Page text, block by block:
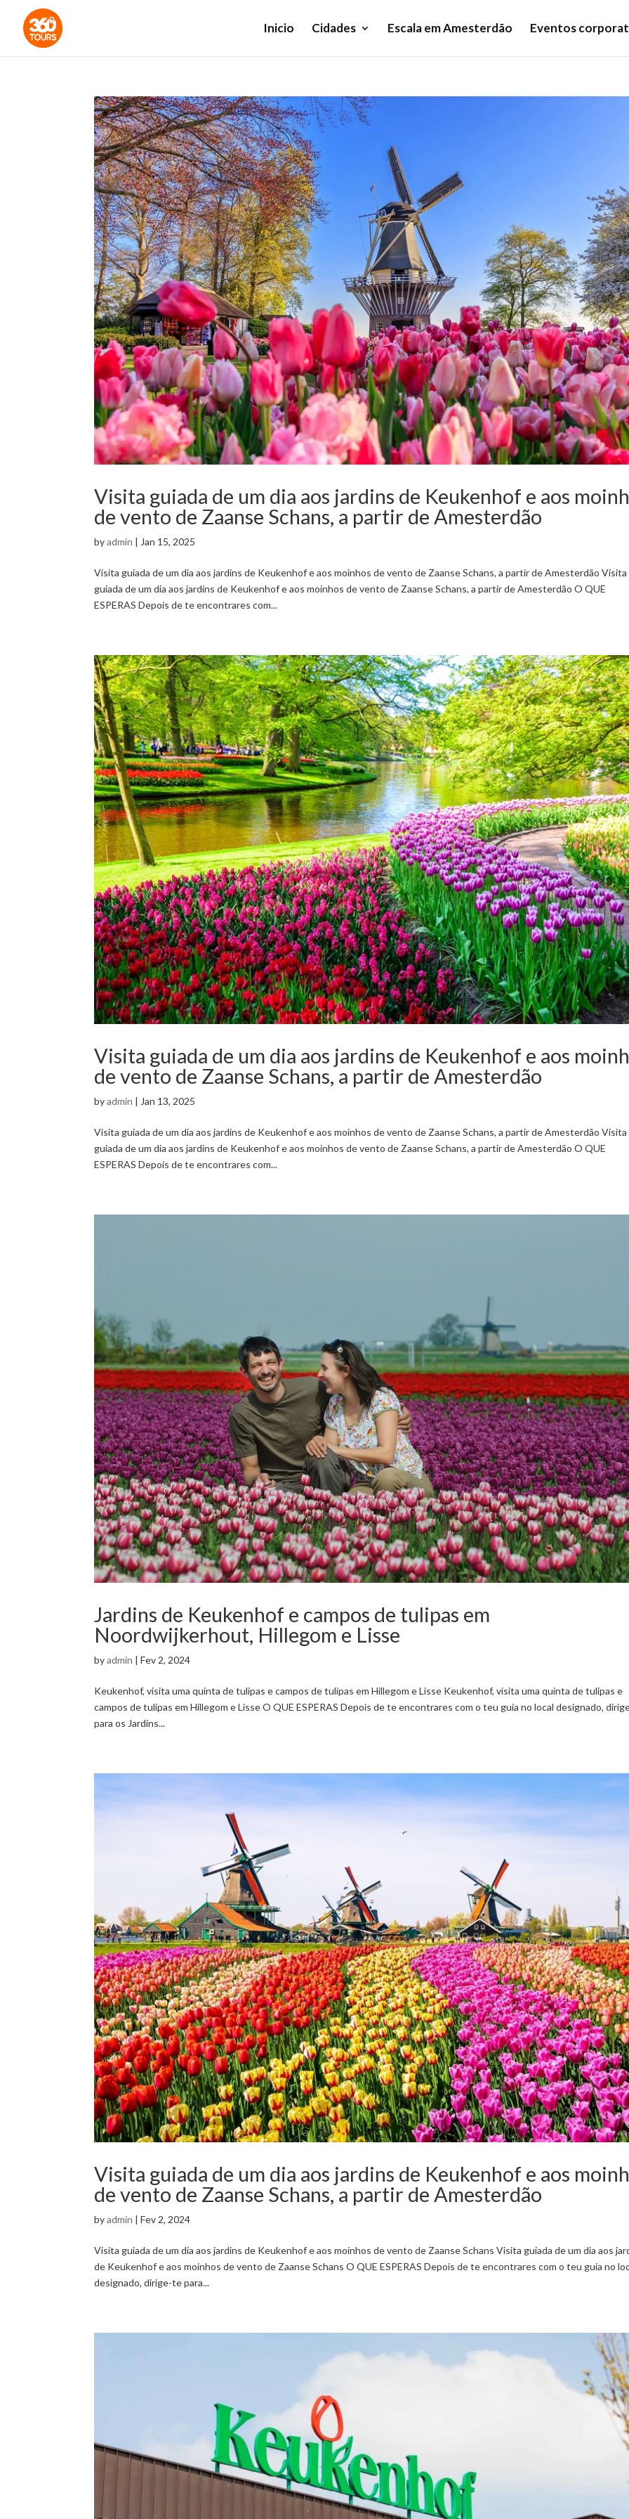
Inicio Cidades Escala em Amesterdão Eventos
Visita guiada de um dia aos jardins de Keukenhof e aos
de vento de Zaanse Schans, a partir de Amesterdão
byadmin |Jan 15, 2025
Visita guiada de um dia aos jardins de Keukenhof e aos moinhos de vento de Zaanse Schans, a partir de Amesterdão Visita
guiada de um dia aos jardins de Keukenhof e aos moinhos de vento de Zaanse Schans, a partir de Amesterdão O QUE
ESPERAS Depois de te encontrares com...
Visita guiada de um dia aos jardins de Keukenhof e aos
de vento de Zaanse Schans, a partir de Amesterdão
byadmin | Jan 13, 2025
Visita guiada de um dia aos jardins de Keukenhof e aos moinhos de vento de Zaanse Schans, a partir de Amesterdão Visita
guiada de um dia aos jardins de Keukenhof e aos moinhos de vento de Zaanse Schans, a partir de Amesterdão O QUE
ESPERAS Depois de te encontrares com...
Jardins de Keukenhof e campos de tulipas em
Noordwijkerhout, Hillegom e Lisse
byadmin |Fev 2, 2024
Keukenhof, visita uma quinta de tulipas e campos de tulipas em Hillegom e Lisse Keukenhof, visita uma quinta de tulipas e
campos de tulipas em Hillegom e Lisse O QUE ESPERAS Depois de te encontrares com o teu guia no local designado,
para os Jardins...
Visita guiada de um dia aos jardins de Keukenhof e aos
de vento de Zaanse Schans, a partir de Amesterdão
byadmin |Fev 2, 2024
Visita guiada de um dia aos jardins de Keukenhof e aos moinhos de vento de Zaanse Schans Visita guiada de um dia aos
de Keukenhof e aos moinhos de vento de Zaanse Schans O QUE ESPERAS Depois de te encontrares com o teu guia no
designado, dirige-te para...